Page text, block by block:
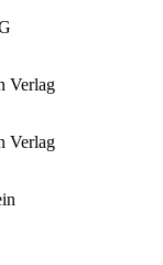
Verlag
Verlag